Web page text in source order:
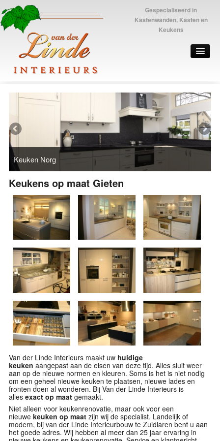
Keuken Norg
Keukens op maat Gieten
Van der Linde Interieurs maakt uw huidige
keuken aangepast aan de eisen van deze tijd. Alles sluit weer
aan op de nieuwe normen en kleuren. Soms is het is niet nodig
om een geheel nieuwe keuken te plaatsen, nieuwe lades en
fronten doen al wonderen. Bij Van der Linde Interieurs is
alles exact op maat gemaakt.
Niet alleen voor keukenrenovatie, maar ook voor een
nieuwe keuken op maat zijn wij de specialist. Landelijk of
modern, bij van der Linde Interieurbouw te Zuidlaren bent u aan
het goede adres. Wij hebben al meer dan 25 jaar ervaring in
Gespecialiseerd in
Kastenwanden, Kasten en
Keukens